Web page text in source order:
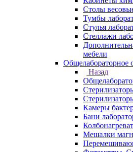
Столы
Тумбы
Стулья
Стеллажи
мебели
Общелабораторное
Назад
Камеры
Бани
Мешалки